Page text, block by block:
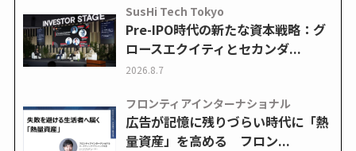
SusHi Tech Tokyo
Pre-IPO時代の新たな資本戦略：グ
ロースエクイティとセカンダ...
2026.8.7
フロンティアインターナショナル
広告が記憶に残りづらい時代に「熱
量資産」を高める フロン...